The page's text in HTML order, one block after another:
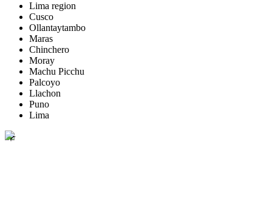
Lima region
Cusco
Ollantaytambo
Maras
Chinchero
Moray
Machu Picchu
Palcoyo
Llachon
Puno
Lima